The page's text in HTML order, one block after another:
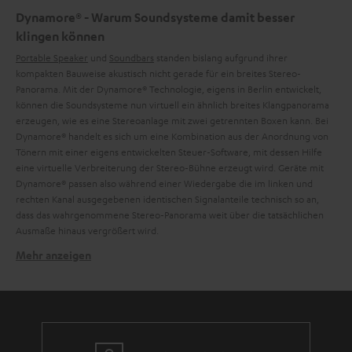
Dynamore® - Warum Soundsysteme damit besser
klingen können
Portable Speaker und Soundbars standen bislang aufgrund ihrer
kompakten Bauweise akustisch nicht gerade für ein breites Stereo-
Panorama. Mit der Dynamore® Technologie, eigens in Berlin entwickelt,
können die Soundsysteme nun virtuell ein ähnlich breites Klangpanorama
erzeugen, wie es eine Stereoanlage mit zwei getrennten Boxen kann. Bei
Dynamore® handelt es sich um eine Kombination aus der Anordnung von
Tönern mit einer eigens entwickelten Steuer-Software, mit dessen Hilfe
eine virtuelle Verbreiterung der Stereo-Bühne erzeugt wird. Geräte mit
Dynamore® passen also während einer Wiedergabe die im linken und
rechten Kanal ausgegebenen identischen Signalanteile technisch so an,
dass das wahrgenommene Stereo-Panorama weit über die tatsächlichen
Ausmaße hinaus vergrößert wird.